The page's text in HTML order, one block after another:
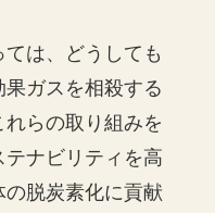
は、どうしても
ガスを相殺する
らの取り組みを
ナビリティを高
脱炭素化に貢献